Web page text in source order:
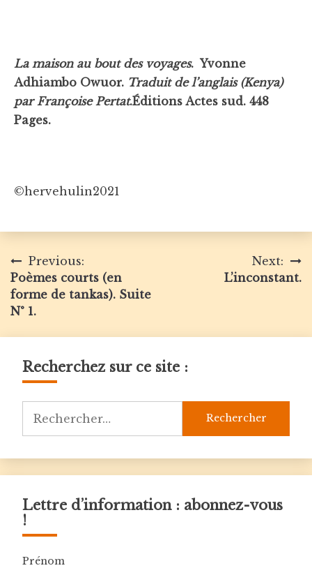
La maison au bout des voyages. Yvonne
Adhiambo Owuor. Traduit de l’anglais (Kenya)
par Françoise Pertat.Éditions Actes sud. 448
Pages.
©hervehulin2021
Navigation
de
l’article
Previous:
Poèmes courts (en
forme de tankas). Suite
N° 1.
Next:
L’inconstant.
Recherchez sur ce site :
Lettre d’information : abonnez-vous
!
Prénom